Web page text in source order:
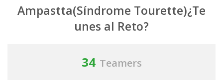
Ampastta(Síndrome Tourette)¿Te
unes al Reto?
34 Teamers